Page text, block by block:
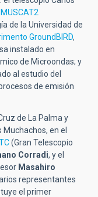
MUSCAT2
de la Universidad de
GroundBIRD,
instalado en
de Microondas; y
al estudio del
de emisión
de La Palma y
Muchachos, en el
(Gran Telescopio
Corradi, y el
Masahiro
representantes
el primer